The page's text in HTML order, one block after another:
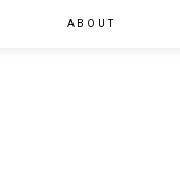
ABOUT